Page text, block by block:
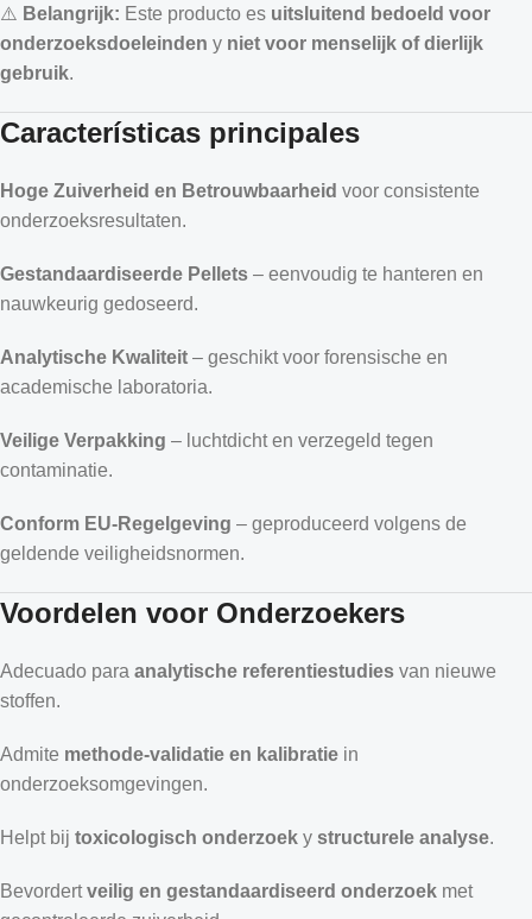
⚠️ Belangrijk: Este producto es uitsluitend bedoeld voor
onderzoeksdoeleinden y niet voor menselijk of dierlijk
gebruik.
Características principales
Hoge Zuiverheid en Betrouwbaarheid voor consistente
onderzoeksresultaten.
Gestandaardiseerde Pellets – eenvoudig te hanteren en
nauwkeurig gedoseerd.
Analytische Kwaliteit – geschikt voor forensische en
academische laboratoria.
Veilige Verpakking – luchtdicht en verzegeld tegen
contaminatie.
Conform EU-Regelgeving – geproduceerd volgens de
geldende veiligheidsnormen.
Voordelen voor Onderzoekers
Adecuado para analytische referentiestudies van nieuwe
stoffen.
Admite methode-validatie en kalibratie in
onderzoeksomgevingen.
Helpt bij toxicologisch onderzoek y structurele analyse.
Bevordertveilig en gestandaardiseerd onderzoek met